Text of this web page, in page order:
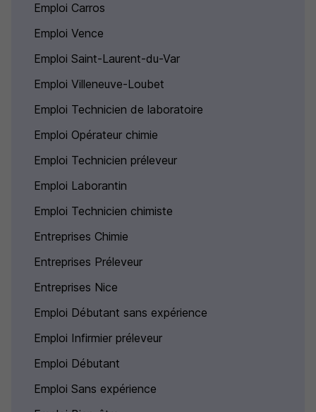
Emploi Carros
Emploi Vence
Emploi Saint-Laurent-du-Var
Emploi Villeneuve-Loubet
Emploi Technicien de laboratoire
Emploi Opérateur chimie
Emploi Technicien préleveur
Emploi Laborantin
Emploi Technicien chimiste
Entreprises Chimie
Entreprises Préleveur
Entreprises Nice
Emploi Débutant sans expérience
Emploi Infirmier préleveur
Emploi Débutant
Emploi Sans expérience